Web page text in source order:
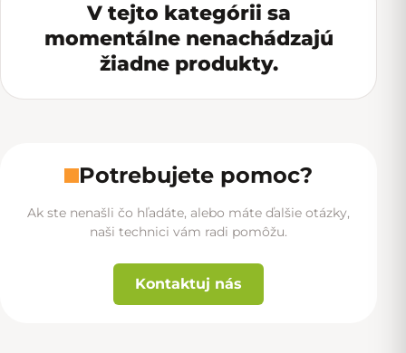
V tejto kategórii sa
momentálne nenachádzajú
žiadne produkty.
Potrebujete pomoc?
Ak ste nenašli čo hľadáte, alebo máte ďalšie otázky,
naši technici vám radi pomôžu.
Kontaktuj nás